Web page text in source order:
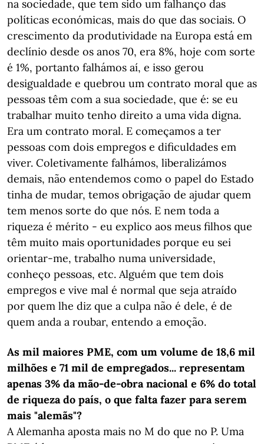
na sociedade, que tem sido um falhanço das
políticas económicas, mais do que das sociais. O
crescimento da produtividade na Europa está em
declínio desde os anos 70, era 8%, hoje com sorte
é 1%, portanto falhámos aí, e isso gerou
desigualdade e quebrou um contrato moral que as
pessoas têm com a sua sociedade, que é: se eu
trabalhar muito tenho direito a uma vida digna.
Era um contrato moral. E começamos a ter
pessoas com dois empregos e dificuldades em
viver. Coletivamente falhámos, liberalizámos
demais, não entendemos como o papel do Estado
tinha de mudar, temos obrigação de ajudar quem
tem menos sorte do que nós. E nem toda a
riqueza é mérito - eu explico aos meus filhos que
têm muito mais oportunidades porque eu sei
orientar-me, trabalho numa universidade,
conheço pessoas, etc. Alguém que tem dois
empregos e vive mal é normal que seja atraído
por quem lhe diz que a culpa não é dele, é de
quem anda a roubar, entendo a emoção.
As mil maiores PME, com um volume de 18,6 mil
milhões e 71 mil de empregados... representam
apenas 3% da mão-de-obra nacional e 6% do total
de riqueza do país, o que falta fazer para serem
mais "alemãs"?
A Alemanha aposta mais no M do que no P. Uma